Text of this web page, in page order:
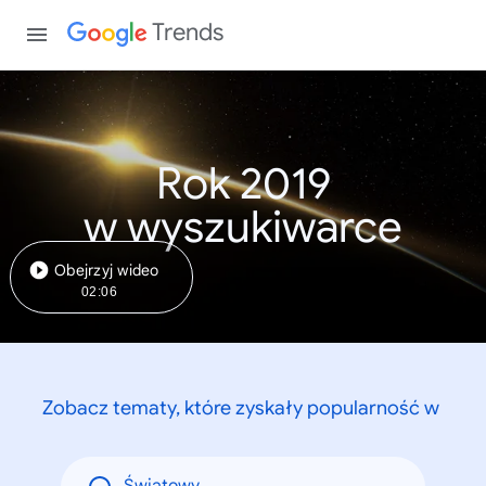
Trends
Rok 2019
w wyszukiwarce
Obejrzyj wideo
02:06
Zobacz tematy, które zyskały popularność w